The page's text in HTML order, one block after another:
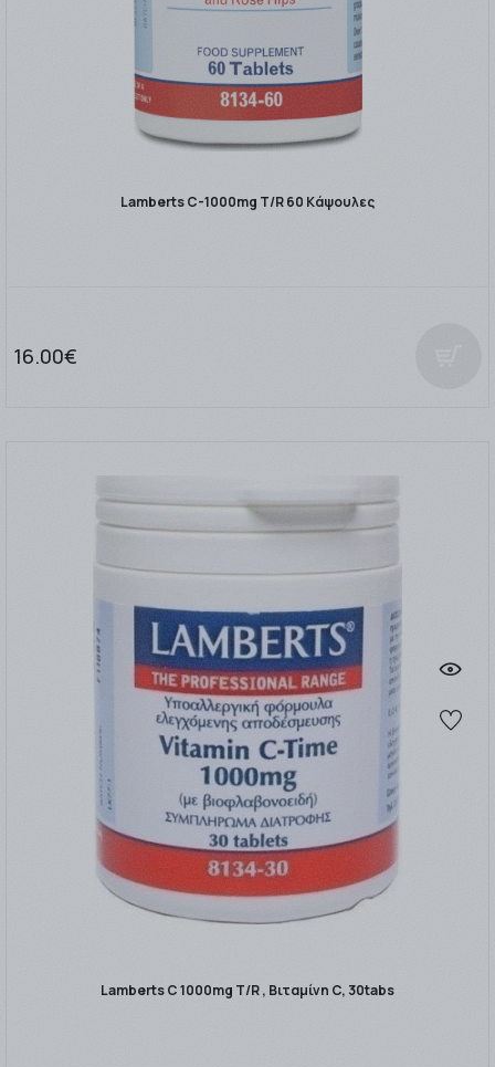
Lamberts C-1000mg T/R 60 Kάψουλες
16.00€
Lamberts C 1000mg T/R , Βιταμίνη C, 30tabs